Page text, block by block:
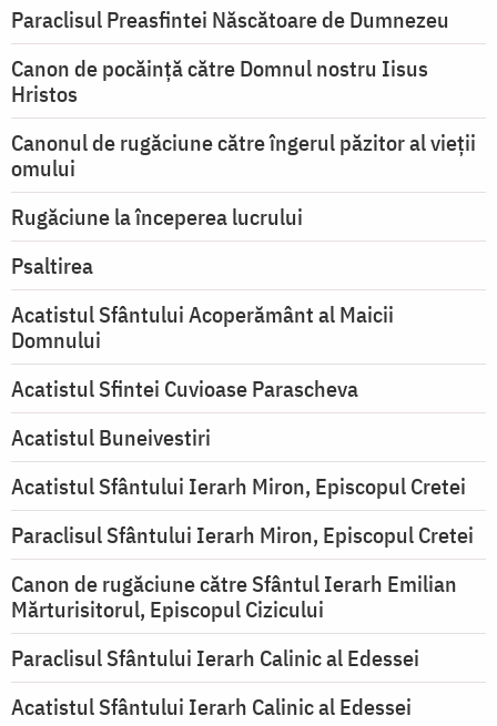
Paraclisul Preasfintei Născătoare de Dumnezeu
Canon de pocăință către Domnul nostru Iisus
Hristos
Canonul de rugăciune către îngerul păzitor al vieții
omului
Rugăciune la începerea lucrului
Psaltirea
Acatistul Sfântului Acoperământ al Maicii
Domnului
Acatistul Sfintei Cuvioase Parascheva
Acatistul Buneivestiri
Acatistul Sfântului Ierarh Miron, Episcopul Cretei
Paraclisul Sfântului Ierarh Miron, Episcopul Cretei
Canon de rugăciune către Sfântul Ierarh Emilian
Mărturisitorul, Episcopul Cizicului
Paraclisul Sfântului Ierarh Calinic al Edessei
Acatistul Sfântului Ierarh Calinic al Edessei